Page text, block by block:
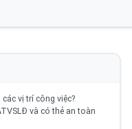
vị trí công việc?
và có thẻ an toàn